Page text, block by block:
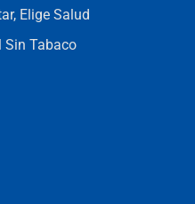
Elige Salud
Sin Tabaco